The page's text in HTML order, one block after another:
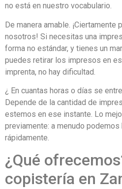
no está en nuestro vocabulario.
De manera amable. ¡Ciertamente
nosotros! Si necesitas una
forma no estándar, y tienes un
puedes retirar los impresos en
imprenta, no hay dificultad.
¿ En cuantas horas o días se
Depende de la cantidad de
estemos en ese instante. Lo
previamente: a menudo
rápidamente.
¿Qué
copistería en